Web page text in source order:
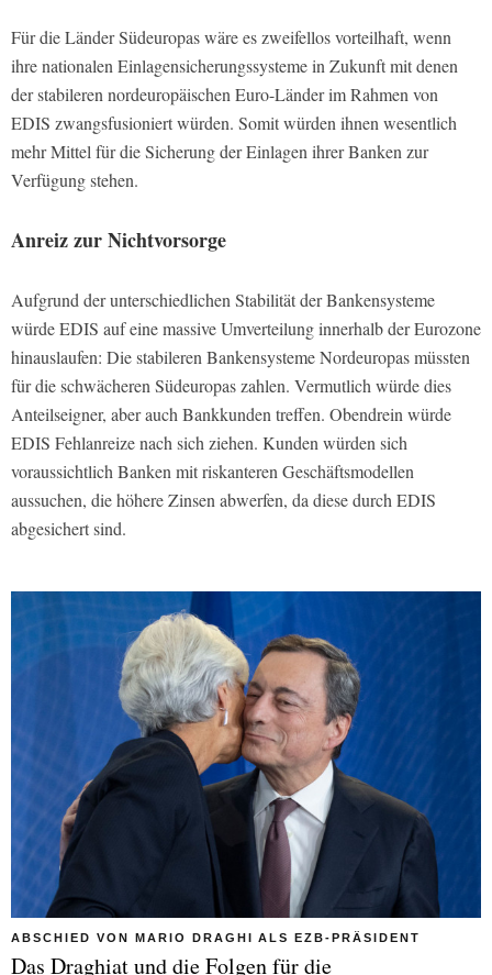
Für die Länder Südeuropas wäre es zweifellos vorteilhaft, wenn
ihre nationalen Einlagensicherungssysteme in Zukunft mit denen
der stabileren nordeuropäischen Euro-Länder im Rahmen von
EDIS zwangsfusioniert würden. Somit würden ihnen wesentlich
mehr Mittel für die Sicherung der Einlagen ihrer Banken zur
Verfügung stehen.
Anreiz zur Nichtvorsorge
Aufgrund der unterschiedlichen Stabilität der Bankensysteme
würde EDIS auf eine massive Umverteilung innerhalb der Eurozone
hinauslaufen: Die stabileren Bankensysteme Nordeuropas müssten
für die schwächeren Südeuropas zahlen. Vermutlich würde dies
Anteilseigner, aber auch Bankkunden treffen. Obendrein würde
EDIS Fehlanreize nach sich ziehen. Kunden würden sich
voraussichtlich Banken mit riskanteren Geschäftsmodellen
aussuchen, die höhere Zinsen abwerfen, da diese durch EDIS
abgesichert sind.
ABSCHIED VON MARIO DRAGHI ALS EZB-PRÄSIDENT
Das Draghiat und die Folgen für die